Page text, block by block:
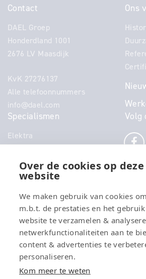
Contact
DAEL Groep
Honderdland 1001
2676 LV Maasdijk
KvK 27276137
Alle telefoonnummers
info@dael.com
Ons
Specialismen
Elektra
Technisch Beheer
Power
Security
Connectivity
Volg
Over de cookies op deze
website
We maken gebruik van cookies
m.b.t. de prestaties en het
website te verzamelen &
netwerkfunctionaliteiten aan te
content & advertenties te
personaliseren.
Kom meer te weten